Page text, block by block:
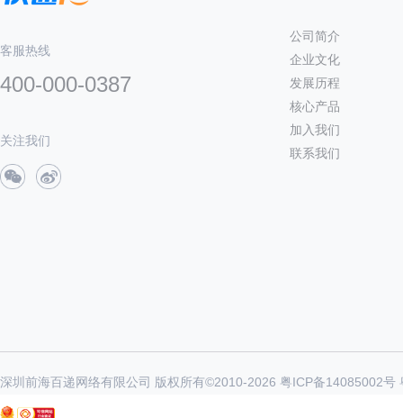
客服热线
400-000-0387
关注我们
公司简介
企业文化
发展历程
核心产品
加入我们
联系我们
深圳前海百递网络有限公司 版权所有©2010-2026 粤ICP备14085002号